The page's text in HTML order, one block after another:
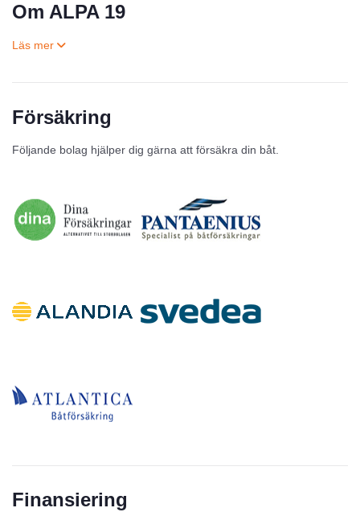
Om ALPA 19
Försäkring
Följande bolag hjälper dig gärna att försäkra din båt.
Finansiering